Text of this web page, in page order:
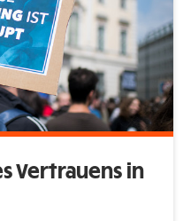
Vertrauens in